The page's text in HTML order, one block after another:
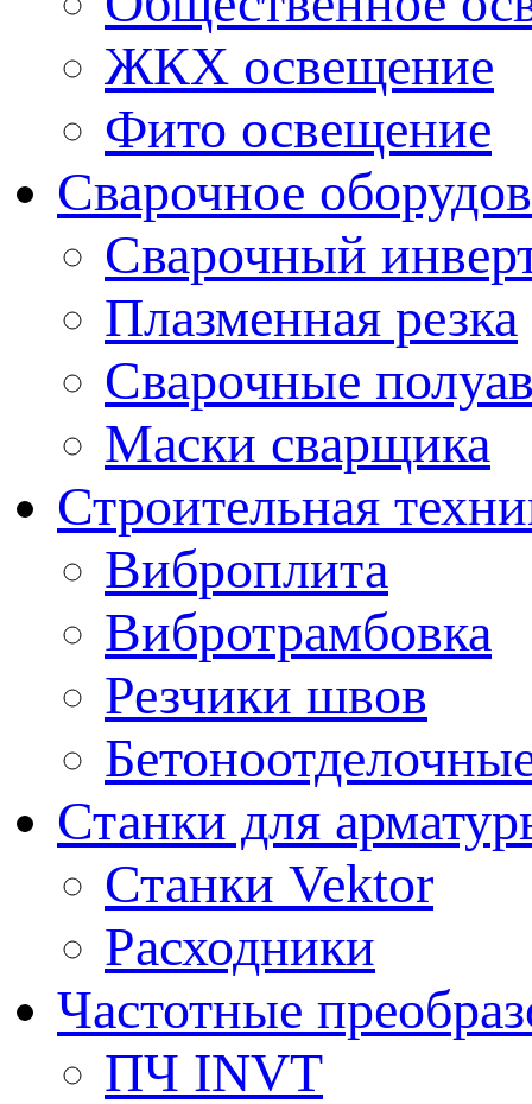
ЖКХ освещение
Фито освещение
Сварочное
Сварочный
Плазменная резка
Сварочные
Маски сварщика
Строительная
Виброплита
Вибротрамбовка
Резчики швов
Станки для
Станки Vektor
Расходники
Частотные
ПЧ INVT